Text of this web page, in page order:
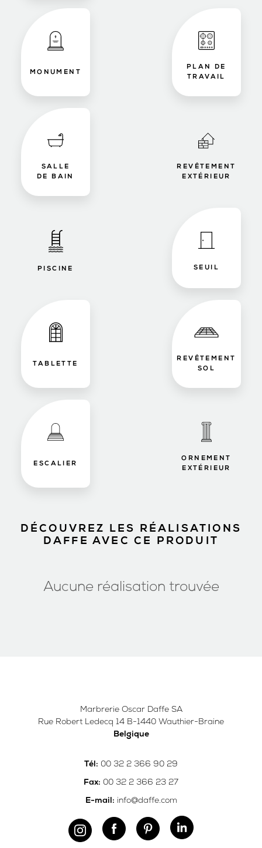
MONUMENT
PLAN DE
TRAVAIL
SALLE
DE BAIN
REVÊTEMENT
EXTÉRIEUR
PISCINE SEUIL
TABLETTE
REVÊTEMENT
SOL
ESCALIER
ORNEMENT
EXTÉRIEUR
DÉCOUVREZ LES RÉALISATIONS
DAFFE AVEC CE PRODUIT
Aucune réalisation trouvée
Marbrerie Oscar Daffe SA
Rue Robert Ledecq 14 B-1440 Wauthier-Braine
Belgique
Tél: 00 32 2 366 90 29
Fax: 00 32 2 366 23 27
E-mail: info@daffe.com